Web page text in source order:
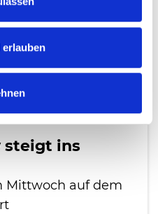
steigt ins
Mittwoch auf dem